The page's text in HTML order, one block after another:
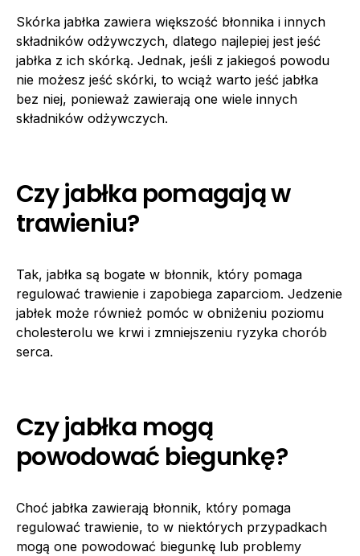
Skórka jabłka zawiera większość błonnika i innych
składników odżywczych, dlatego najlepiej jest jeść
jabłka z ich skórką. Jednak, jeśli z jakiegoś powodu
nie możesz jeść skórki, to wciąż warto jeść jabłka
bez niej, ponieważ zawierają one wiele innych
składników odżywczych.
Czy jabłka pomagają w
trawieniu?
Tak, jabłka są bogate w błonnik, który pomaga
regulować trawienie i zapobiega zaparciom. Jedzenie
jabłek może również pomóc w obniżeniu poziomu
cholesterolu we krwi i zmniejszeniu ryzyka chorób
serca.
Czy jabłka mogą
powodować biegunkę?
Choć jabłka zawierają błonnik, który pomaga
regulować trawienie, to w niektórych przypadkach
mogą one powodować biegunkę lub problemy